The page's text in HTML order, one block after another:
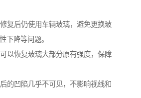
复后仍使用车辆玻璃，避免更换玻
下降等问题。
以恢复玻璃大部分原有强度，保障
的凹陷几乎不可见，不影响视线和